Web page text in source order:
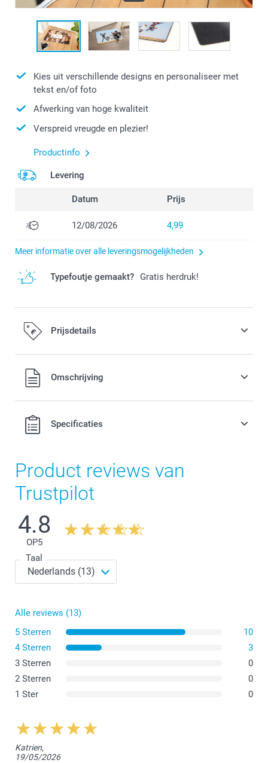
Kies uit verschillende designs en personaliseer met
tekst en/of foto
Afwerking van hoge kwaliteit
Verspreid vreugde en plezier!
Productinfo
Levering
Datum Prijs
12/08/2026 4,99
Meer informatie over alle leveringsmogelijkheden
Typefoutje gemaakt? Gratis herdruk!
Prijsdetails
Alle prijzen zijn in EURO (€) inclusief BTW en exclusief
verzendkosten.Omschrijving
Specificaties
Product reviews van
Trustpilot
4.8
OP5
Taal
Alle reviews (13)
5 Sterren
10
4 Sterren
3
3 Sterren
0
2 Sterren
0
1 Ster
0
Katrien,
19/05/2026